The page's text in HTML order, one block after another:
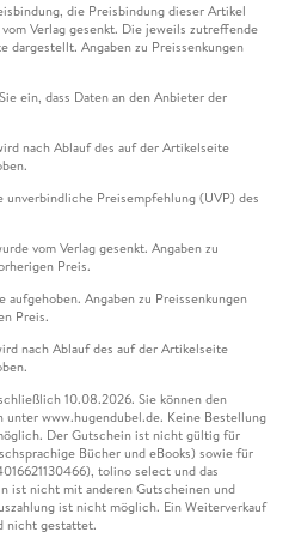
die Preisbindung dieser Artikel
Verlag gesenkt. Die jeweils zutreffende
Angaben zu Preissenkungen
ein, dass Daten an den Anbieter der
nach Ablauf des auf der Artikelseite
Preisempfehlung (UVP) des
vom Verlag gesenkt. Angaben zu
Preis.
Angaben zu Preissenkungen
Preis.
nach Ablauf des auf der Artikelseite
10.08.2026. Sie können den
www.hugendubel.de. Keine Bestellung
Der Gutschein ist nicht gültig für
Bücher und eBooks) sowie für
tolino select und das
ist nicht mit anderen Gutscheinen und
ist nicht möglich. Ein Weiterverkauf
nicht gestattet.